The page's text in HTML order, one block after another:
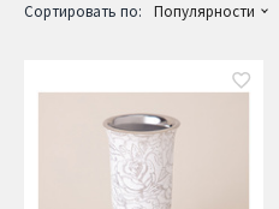
Сортировать по: Популярности